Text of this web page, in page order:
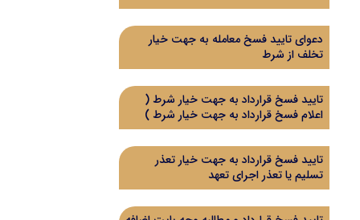
دعوای تایید فسخ معامله به جهت خیار
تخلف از شرط
تایید فسخ قرارداد به جهت خیار شرط (
اعلام فسخ قرارداد به جهت خیار شرط )
تایید فسخ قرارداد به جهت خیار تعذر
تسلیم یا تعذر اجرای تعهد